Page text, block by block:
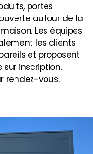
portes
autour de la
Les équipes
les clients
et proposent
inscription.
rendez-vous.